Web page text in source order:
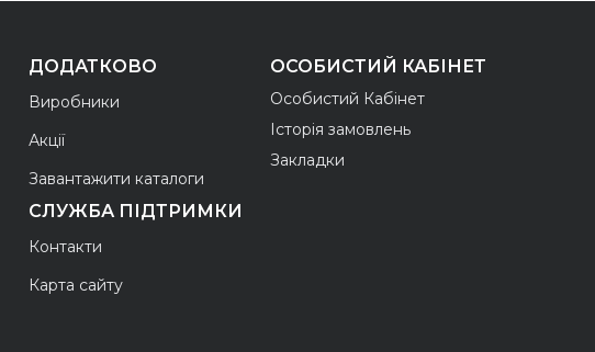
ДОДАТКОВО
Виробники
Акції
Завантажити каталоги
СЛУЖБА ПІДТРИМКИ
Контакти
Карта сайту
ОСОБИСТИЙ КАБІНЕТ
Особистий Кабінет
Історія замовлень
Закладки